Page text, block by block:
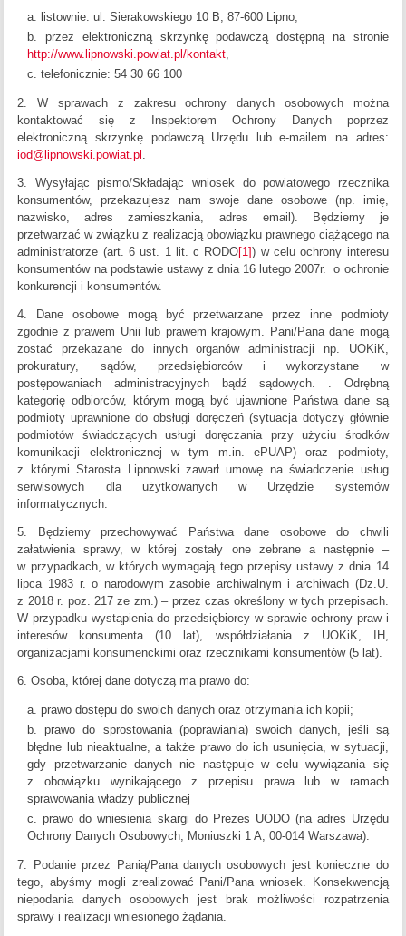
listownie: ul. Sierakowskiego 10 B, 87-600 Lipno,
przez elektroniczną skrzynkę podawczą dostępną na stronie
http://www.lipnowski.powiat.pl/kontakt,
telefonicznie: 54 30 66 100
2. W sprawach z zakresu ochrony danych osobowych można
kontaktować się z Inspektorem Ochrony Danych poprzez
elektroniczną skrzynkę podawczą Urzędu lub e-mailem na adres:
iod@lipnowski.powiat.pl .
3. Wysyłając pismo/Składając wniosek do powiatowego rzecznika
konsumentów, przekazujesz nam swoje dane osobowe (np. imię,
nazwisko, adres zamieszkania, adres email). Będziemy je
przetwarzać w związku z realizacją obowiązku prawnego ciążącego na
administratorze (art. 6 ust. 1 lit. c RODO[1]) w celu ochrony interesu
konsumentów na podstawie ustawy z dnia 16 lutego 2007r. o ochronie
konkurencji i konsumentów.
4. Dane osobowe mogą być przetwarzane przez inne podmioty
zgodnie z prawem Unii lub prawem krajowym. Pani/Pana dane mogą
zostać przekazane do innych organów administracji np. UOKiK,
prokuratury, sądów, przedsiębiorców i wykorzystane w
postępowaniach administracyjnych bądź sądowych. . Odrębną
kategorię odbiorców, którym mogą być ujawnione Państwa dane są
podmioty uprawnione do obsługi doręczeń (sytuacja dotyczy głównie
podmiotów świadczących usługi doręczania przy użyciu środków
komunikacji elektronicznej w tym m.in. ePUAP) oraz podmioty,
z którymi Starosta Lipnowski zawarł umowę na świadczenie usług
serwisowych dla użytkowanych w Urzędzie systemów
informatycznych.
5. Będziemy przechowywać Państwa dane osobowe do chwili
załatwienia sprawy, w której zostały one zebrane a następnie –
w przypadkach, w których wymagają tego przepisy ustawy z dnia 14
lipca 1983 r. o narodowym zasobie archiwalnym i archiwach (Dz.U.
z 2018 r. poz. 217 ze zm.) – przez czas określony w tych przepisach.
W przypadku wystąpienia do przedsiębiorcy w sprawie ochrony praw i
interesów konsumenta (10 lat), współdziałania z UOKiK, IH,
organizacjami konsumenckimi oraz rzecznikami konsumentów (5 lat).
6. Osoba, której dane dotyczą ma prawo do:
prawo dostępu do swoich danych oraz otrzymania ich kopii;
prawo do sprostowania (poprawiania) swoich danych, jeśli są
błędne lub nieaktualne, a także prawo do ich usunięcia, w sytuacji,
gdy przetwarzanie danych nie następuje w celu wywiązania się
z obowiązku wynikającego z przepisu prawa lub w ramach
sprawowania władzy publicznej
prawo do wniesienia skargi do Prezes UODO (na adres Urzędu
Ochrony Danych Osobowych, Moniuszki 1 A, 00-014 Warszawa).
7. Podanie przez Panią/Pana danych osobowych jest konieczne do
tego, abyśmy mogli zrealizować Pani/Pana wniosek. Konsekwencją
niepodania danych osobowych jest brak możliwości rozpatrzenia
sprawy i realizacji wniesionego żądania.